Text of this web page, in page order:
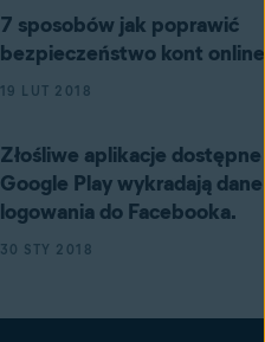
7 sposobów jak poprawić
bezpieczeństwo kont online
19 LUT 2018
Złośliwe aplikacje
Google Play wykradają dane
logowania do Facebooka.
30 STY 2018